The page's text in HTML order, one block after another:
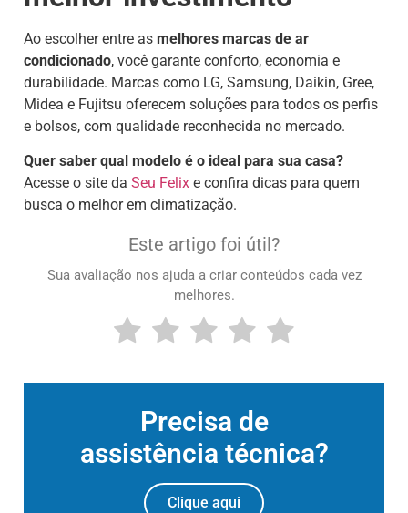
Ao escolher entre as melhores marcas de ar
condicionado, você garante conforto, economia e
durabilidade. Marcas como LG, Samsung, Daikin, Gree,
Midea e Fujitsu oferecem soluções para todos os perfis
e bolsos, com qualidade reconhecida no mercado.
Quer saber qual modelo é o ideal para sua casa?
Acesse o site da Seu Felix e confira dicas para quem
busca o melhor em climatização.
Este artigo foi útil?
Sua avaliação nos ajuda a criar conteúdos cada vez
melhores.
Precisa de
assistência técnica?
Clique aqui